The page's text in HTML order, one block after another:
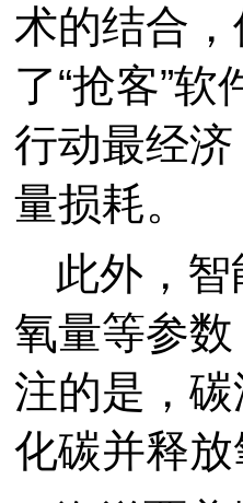
术的结合
了“抢客”
行动最经
量损耗。
此外，
氧量等参
注的是，
化碳并释